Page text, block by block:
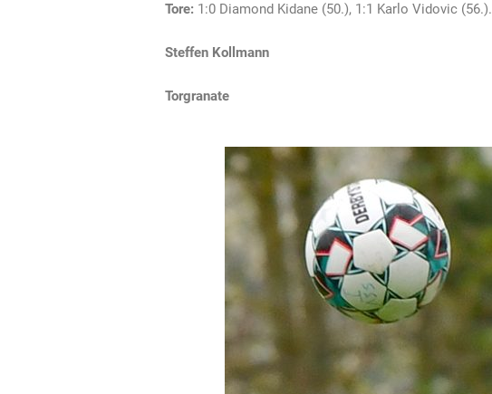
Tore: 1:0 Diamond Kidane (50.), 1:1 Karlo Vidovic (56.).
Steffen Kollmann
Torgranate